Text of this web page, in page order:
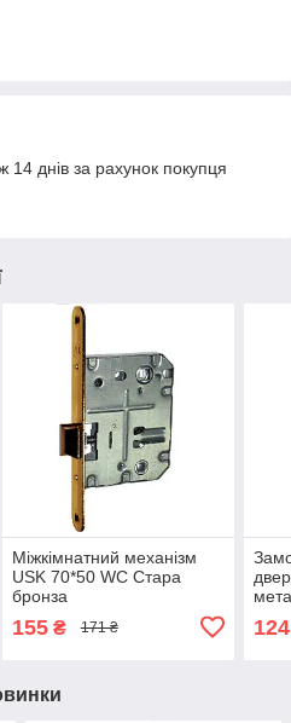
днів за рахунок покупця
Міжкімнатний механізм
USK 70*50 WC Стара
бронза
155₴ 171 ₴ 124